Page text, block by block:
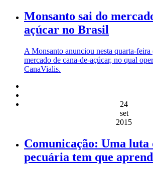
Monsanto sai do
açúcar no Brasil
A Monsanto anunciou nesta quarta-feira
mercado de cana-de-açúcar, no qual
CanaVialis.
24
set
2015
Comunicação: Uma luta
pecuária tem que